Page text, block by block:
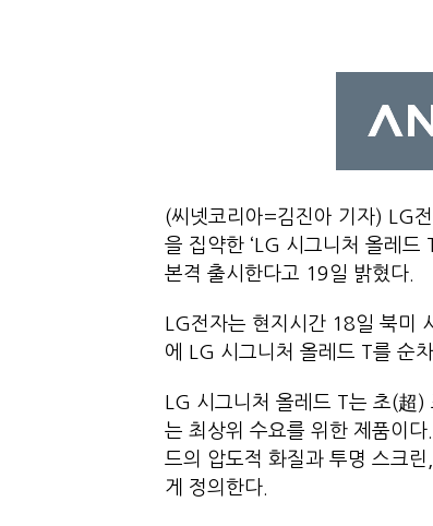
(씨넷코리아=김진아 기자) LG
을 집약한 ‘LG 시그니처 올레
본격 출시한다고 19일 밝혔다.
LG전자는 현지시간 18일 북미
에 LG 시그니처 올레드 T를 순
LG 시그니처 올레드 T는 초(超
는 최상위 수요를 위한 제품이
드의 압도적 화질과 투명 스크
게 정의한다.